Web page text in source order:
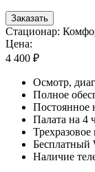
Заказать
Стационар:
Цена:
4 400 ₽
Осмотр,
Полное
Постоянное
Палата на 4
Бесплатный
Наличие